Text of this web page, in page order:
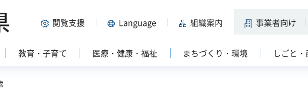
閲覧支援 Language 組織案内 事業者向け
教育・子育て 医療・健康・福祉 まちづくり・環境 しごと